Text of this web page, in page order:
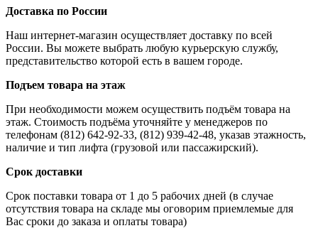
Доставка по России
Наш интернет-магазин осуществляет доставку по всей
России. Вы можете выбрать любую курьерскую службу,
представительство которой есть в вашем городе.
Подъем товара на этаж
При необходимости можем осуществить подъём товара на
этаж. Стоимость подъёма уточняйте у менеджеров по
телефонам (812) 642-92-33, (812) 939-42-48, указав этажность,
наличие и тип лифта (грузовой или пассажирский).
Срок доставки
Срок поставки товара от 1 до 5 рабочих дней (в случае
отсутствия товара на складе мы оговорим приемлемые для
Вас сроки до заказа и оплаты товара)